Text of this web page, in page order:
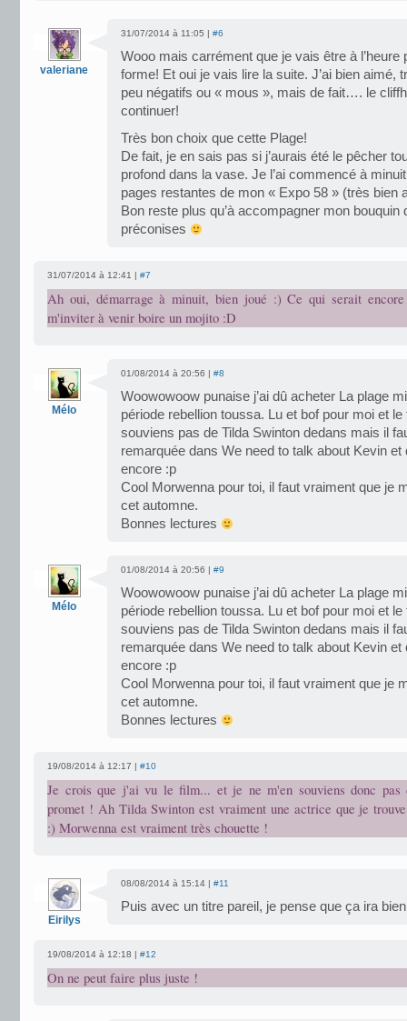
valeriane
31/07/2014 à 11:05 | #6
Wooo mais carrément que je vais être à
forme! Et oui je vais lire la suite. J’ai bien aimé,
peu négatifs ou « mous », mais de fait…. le
continuer!
Très bon choix que cette Plage!
De fait, je en sais pas si j’aurais été le pêcher
profond dans la vase. Je l’ai commencé à
pages restantes de mon « Expo 58 » (très bien
Bon reste plus qu’à accompagner mon bouquin
préconises
31/07/2014 à 12:41 | #7
Ah oui, démarrage à minuit, bien joué :) Ce qui serait
m'inviter à venir boire un mojito :D
Mélo
01/08/2014 à 20:56 | #8
Woowowoow punaise j’ai dû acheter La plage
période rebellion toussa. Lu et bof pour moi et
souviens pas de Tilda Swinton dedans mais il
remarquée dans We need to talk about Kevin et
encore :p
Cool Morwenna pour toi, il faut vraiment que je
cet automne.
Bonnes lectures
Mélo
01/08/2014 à 20:56 | #9
Woowowoow punaise j’ai dû acheter La plage
période rebellion toussa. Lu et bof pour moi et
souviens pas de Tilda Swinton dedans mais il
remarquée dans We need to talk about Kevin et
encore :p
Cool Morwenna pour toi, il faut vraiment que je
cet automne.
Bonnes lectures
19/08/2014 à 12:17 | #10
Je crois que j'ai vu le film... et je ne m'en souviens donc
promet ! Ah Tilda Swinton est vraiment une actrice que je
:) Morwenna est vraiment très chouette !
Eirilys
08/08/2014 à 15:14 | #11
Puis avec un titre pareil, je pense que ça ira
19/08/2014 à 12:18 | #12
On ne peut faire plus juste !